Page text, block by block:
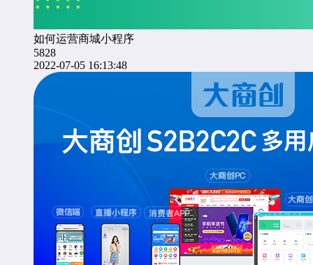
如何运营商城小程序
5828
2022-07-05 16:13:48